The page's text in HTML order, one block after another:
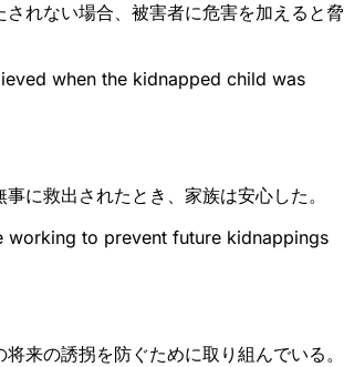
されない場合、被害者に危害を加えると脅
when the kidnapped child was
に救出されたとき、家族は安心した。
working to prevent future kidnappings
来の誘拐を防ぐために取り組んでいる。